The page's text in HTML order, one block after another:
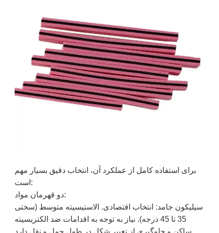
برای استفاده کامل از عملکرد آن، انتخاب دقیق بسیار مهم
است:
دو قهرمان مواد:
سیلیکون جامد: انتخاب اقتصادی. الاستیسیته متوسط ​​(سختی
35 تا 45 درجه). نیاز به توجه به اقدامات ضد الکتریسیته